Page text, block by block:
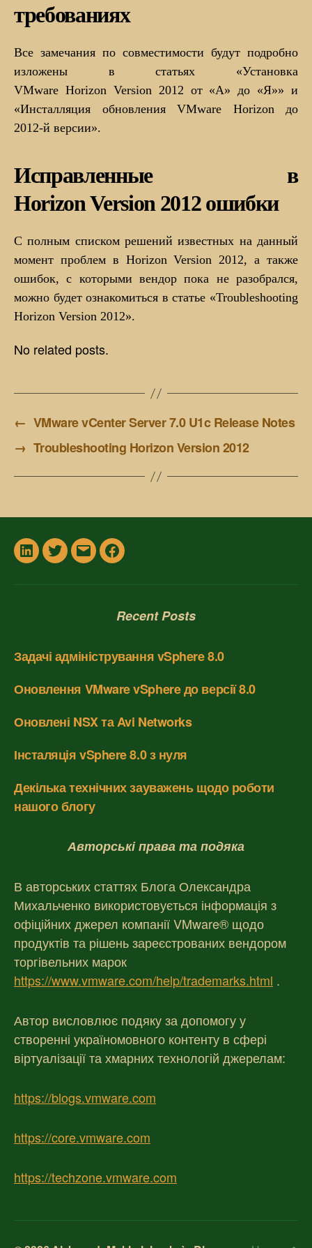
требованиях
Все замечания по совместимости будут подробно
изложены в статьях «Установка
VMware Horizon Version 2012 от «А» до «Я»» и
«Инсталляция обновления VMware Horizon до
2012-й версии».
Исправленные в
Horizon Version 2012 ошибки
С полным списком решений известных на данный
момент проблем в Horizon Version 2012, а также
ошибок, с которыми вендор пока не разобрался,
можно будет ознакомиться в статье «Troubleshooting
Horizon Version 2012».
No related posts.
← VMware vCenter Server 7.0 U1c Release Notes
→ Troubleshooting Horizon Version 2012
In TwitterEmailFacebook
Recent Posts
Задачі адміністрування vSphere 8.0
Оновлення VMware vSphere до версії 8.0
Оновлені NSX та Avi Networks
Інсталяція vSphere 8.0 з нуля
Декілька технічних зауважень щодо роботи
нашого блогу
Авторські права та подяка
В авторських статтях Блога Олександра
Михальченко використовується інформація з
офіційних джерел компанії VMware® щодо
продуктів та рішень зареєстрованих вендором
торгівельних марок
https://www.vmware.com/help/trademarks.html .
Автор висловлює подяку за допомогу у
створенні україномовного контенту в сфері
віртуалізації та хмарних технологій джерелам:
https://blogs.vmware.com
https://core.vmware.com
https://techzone.vmware.com